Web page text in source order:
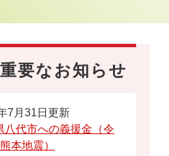
重要なお知らせ
7月31日更新
八代市への義援金（令
本地震）